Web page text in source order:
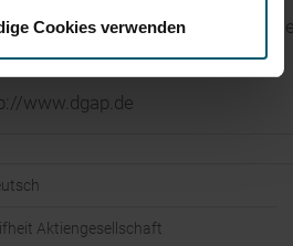
Cookies verwendenumfassen
News/Finanznachrichten und
www.dgap.de
Aktiengesellschaft